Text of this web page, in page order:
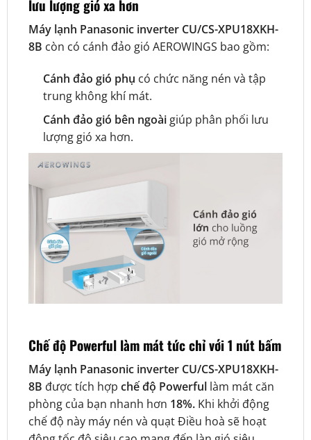
lưu lượng gió xa hơn
Máy lạnh Panasonic inverter CU/CS-XPU18XKH-
8B còn có cánh đảo gió AEROWINGS bao gồm:
Cánh đảo gió phụ có chức năng nén và tập
trung không khí mát.
Cánh đảo gió bên ngoàigiúp phân phối lưu
lượng gió xa hơn.
Chế độ Powerful làm mát tức chỉ với 1 nút bấm
Máy lạnh Panasonic inverter CU/CS-XPU18XKH-
8B được tích hợp chế độ Powerfullàm mát căn
phòng của bạn nhanh hơn 18%.Khi khởi động
chế độ này máy nén và quạt Điều hoà sẽ hoạt